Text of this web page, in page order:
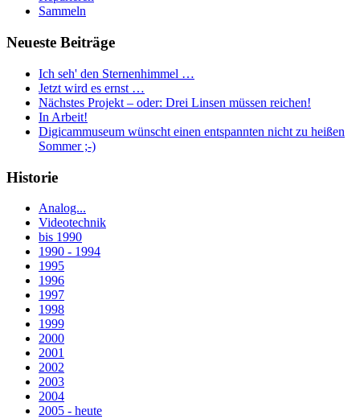
Sammeln
Neueste Beiträge
Ich seh' den Sternenhimmel …
Jetzt wird es ernst …
Nächstes Projekt – oder: Drei Linsen müssen reichen!
In Arbeit!
Digicammuseum wünscht einen entspannten nicht zu heißen
Sommer ;-)
Historie
Analog...
Videotechnik
bis 1990
1990 - 1994
1995
1996
1997
1998
1999
2000
2001
2002
2003
2004
2005 - heute